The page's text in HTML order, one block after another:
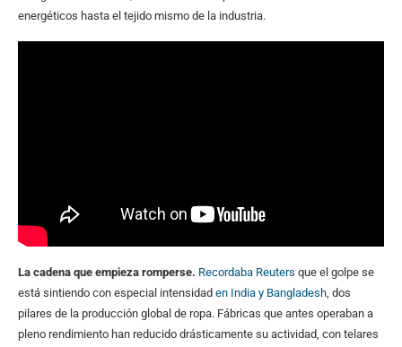
energéticos hasta el tejido mismo de la industria.
La cadena que empieza romperse. Recordaba Reuters que el golpe se
está sintiendo con especial intensidad en India y Bangladesh, dos
pilares de la producción global de ropa. Fábricas que antes operaban a
pleno rendimiento han reducido drásticamente su actividad, con telares